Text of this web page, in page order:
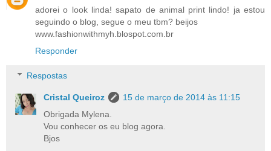
adorei o look linda! sapato de animal print lindo! ja estou
seguindo o blog, segue o meu tbm? beijos
www.fashionwithmyh.blospot.com.br
Responder
Respostas
Cristal Queiroz
15 de março de 2014 às 11:15
Obrigada Mylena.
Vou conhecer os eu blog agora.
Bjos